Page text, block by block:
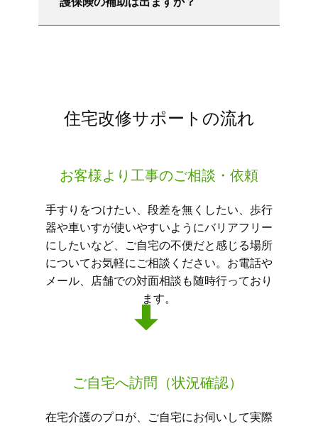
住宅改修サポートの流れ
お客様より工事のご相談・依頼
手すりをつけたい、段差を無くしたい、歩行
器や車いすが使いやすいようにバリアフリー
にしたいなど、ご自宅の不便だと感じる場所
についてお気軽にご相談ください。お電話や
メール、店舗での対面相談も随時行っており
ます。
ご自宅へ訪問（状況確認）
在宅介護のプロが、ご自宅にお伺いして実際